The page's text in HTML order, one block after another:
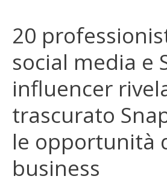
Sociale
Sito web
Dati
20
social media e
influencer
trascurato
le opportunità
business